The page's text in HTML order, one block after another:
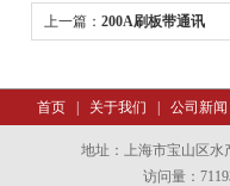
上一篇： 200A刷板带通讯
首页| 关于我们 | 公司新闻
地址：上海市宝山区水
访问量：